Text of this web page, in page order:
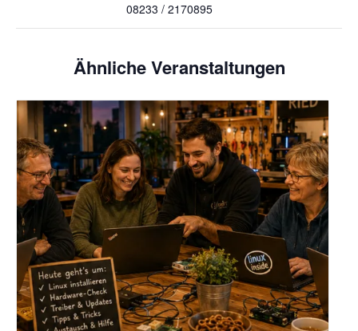
08233 / 2170895
Ähnliche Veranstaltungen